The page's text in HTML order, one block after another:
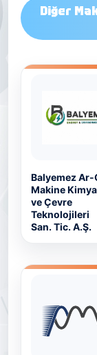
Diğer
Balyemez Ar-
Makine Kimya
ve Çevre
Teknolojileri
San. Tic. A.Ş.